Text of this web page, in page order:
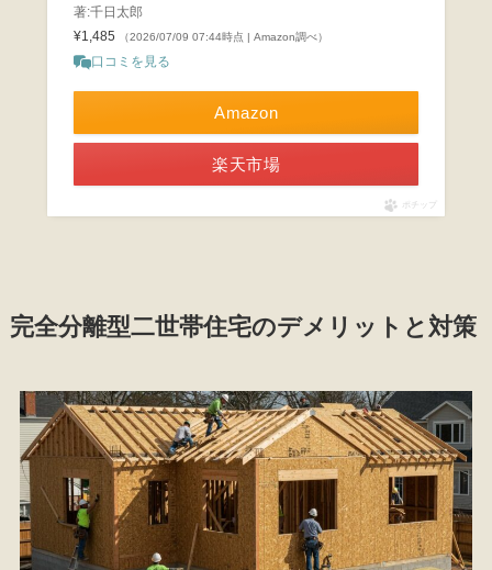
著:千日太郎
¥1,485
（2026/07/09 07:44時点 | Amazon調べ）
口コミを見る
Amazon
楽天市場
ポチップ
完全分離型二世帯住宅のデメリットと対策